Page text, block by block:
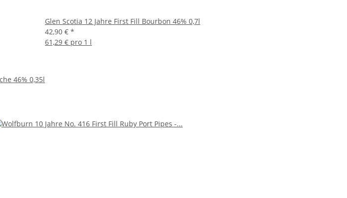
46% 0,35l
Glen Scotia 12 Jahre First Fill Bourbon 46% 0,7l
42,90 € *
61,29 € pro 1 l